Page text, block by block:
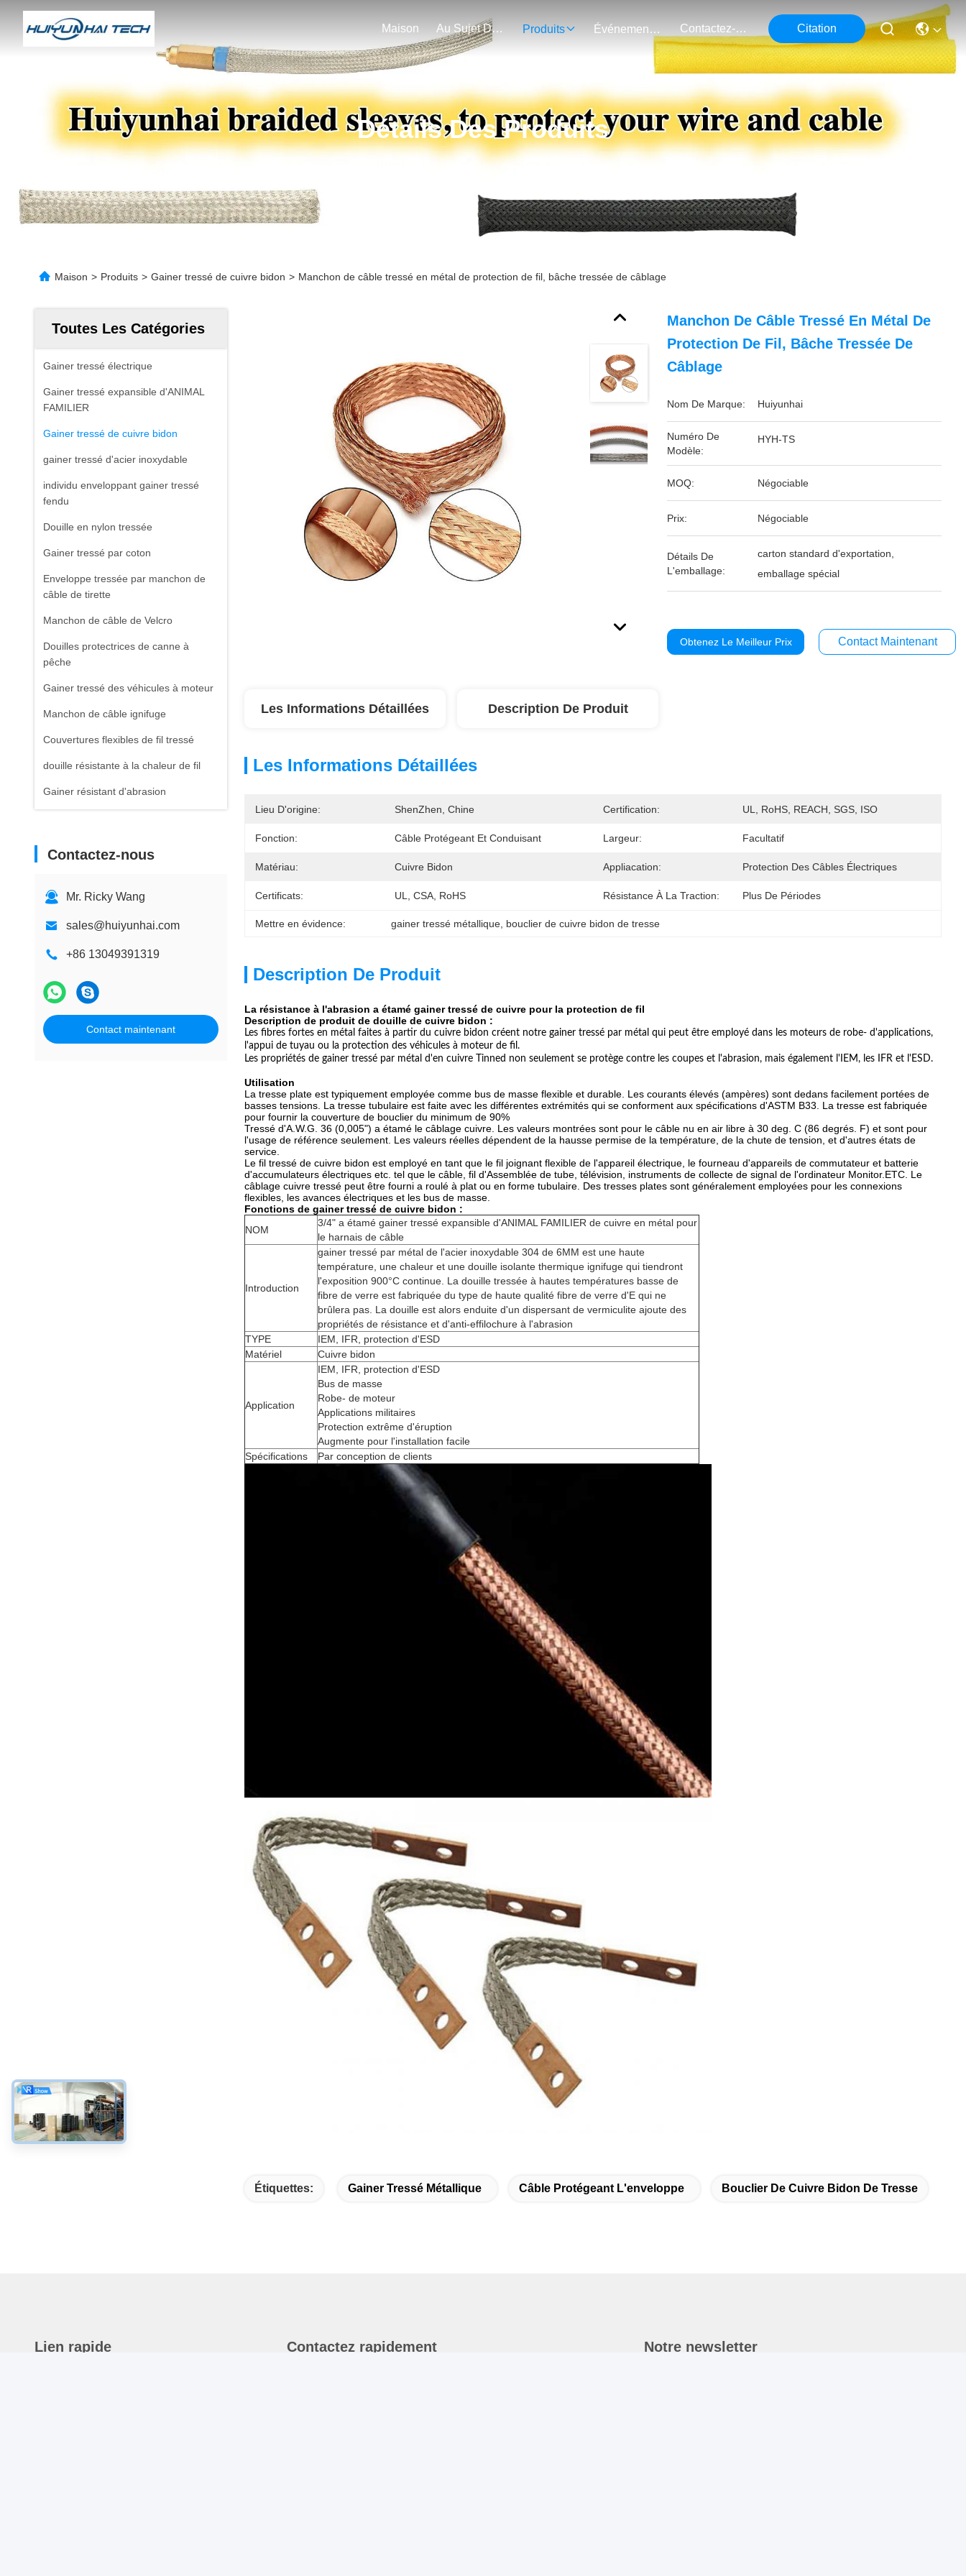
Maison Au Sujet De Nous Produits Événements Contactez-Nous Citation
Détails Des Produits
Maison > Produits > Gainer tressé de cuivre bidon > Manchon de câble tressé en métal de protection de fil, bâche tressée de câblage
Toutes Les Catégories
Gainer tressé électrique
Gainer tressé expansible d'ANIMAL
FAMILIER
Gainer tressé de cuivre bidon
gainer tressé d'acier inoxydable
individu enveloppant gainer tressé
fendu
Douille en nylon tressée
Gainer tressé par coton
Enveloppe tressée par manchon de
câble de tirette
Manchon de câble de Velcro
Douilles protectrices de canne à
pêche
Gainer tressé des véhicules à moteur
Manchon de câble ignifuge
Couvertures flexibles de fil tressé
douille résistante à la chaleur de fil
Gainer résistant d'abrasion
Contactez-nous
Mr. Ricky Wang
sales@huiyunhai.com
+86 13049391319
Contact maintenant
Manchon De Câble Tressé En Métal De
Protection De Fil, Bâche Tressée De
Câblage
Nom De Marque: Huiyunhai
Numéro De
Modèle:
HYH-TS
MOQ: Négociable
Prix: Négociable
Détails De
L'emballage:
carton standard d'exportation,
emballage spécial
Obtenez Le Meilleur Prix Contact Maintenant
Les Informations Détaillées Description De Produit
Les Informations Détaillées
Lieu D'origine: ShenZhen, Chine Certification: UL, RoHS, REACH, SGS, ISO
Fonction: Câble Protégeant Et Conduisant Largeur: Facultatif
Matériau: Cuivre Bidon Appliacation: Protection Des Câbles Électriques
Certificats: UL, CSA, RoHS Résistance À La Traction: Plus De Périodes
Mettre en évidence: gainer tressé métallique, bouclier de cuivre bidon de tresse
Description De Produit
La résistance à l'abrasion a étamé gainer tressé de cuivre pour la protection de fil
Description de produit de douille de cuivre bidon :
Les fibres fortes en métal faites à partir du cuivre bidon créent notre gainer tressé par métal qui peut être employé dans les moteurs de robe- d'applications,
l'appui de tuyau ou la protection des véhicules à moteur de fil.
Les propriétés de gainer tressé par métal d'en cuivre Tinned non seulement se protège contre les coupes et l'abrasion, mais également l'IEM, les IFR et l'ESD.
Utilisation
La tresse plate est typiquement employée comme bus de masse flexible et durable. Les courants élevés (ampères) sont dedans facilement portées de
basses tensions. La tresse tubulaire est faite avec les différentes extrémités qui se conforment aux spécifications d'ASTM B33. La tresse est fabriquée
pour fournir la couverture de bouclier du minimum de 90%
Tressé d'A.W.G. 36 (0,005") a étamé le câblage cuivre. Les valeurs montrées sont pour le câble nu en air libre à 30 deg. C (86 degrés. F) et sont pour
l'usage de référence seulement. Les valeurs réelles dépendent de la hausse permise de la température, de la chute de tension, et d'autres états de
service.
Le fil tressé de cuivre bidon est employé en tant que le fil joignant flexible de l'appareil électrique, le fourneau d'appareils de commutateur et batterie
d'accumulateurs électriques etc. tel que le câble, fil d'Assemblée de tube, télévision, instruments de collecte de signal de l'ordinateur Monitor.ETC. Le
câblage cuivre tressé peut être fourni a roulé à plat ou en forme tubulaire. Des tresses plates sont généralement employées pour les connexions
flexibles, les avances électriques et les bus de masse.
Fonctions de gainer tressé de cuivre bidon :
NOM
3/4" a étamé gainer tressé expansible d'ANIMAL FAMILIER de cuivre en métal pour
le harnais de câble
Introduction
gainer tressé par métal de l'acier inoxydable 304 de 6MM est une haute
température, une chaleur et une douille isolante thermique ignifuge qui tiendront
l'exposition 900°C continue. La douille tressée à hautes températures basse de
fibre de verre est fabriquée du type de haute qualité fibre de verre d'E qui ne
brûlera pas. La douille est alors enduite d'un dispersant de vermiculite ajoute des
propriétés de résistance et d'anti-effilochure à l'abrasion
TYPE
IEM, IFR, protection d'ESD
Matériel
Cuivre bidon
Application
IEM, IFR, protection d'ESD
Bus de masse
Robe- de moteur
Applications militaires
Protection extrême d'éruption
Augmente pour l'installation facile
Spécifications
Par conception de clients
Étiquettes: Gainer Tressé Métallique Câble Protégeant L'enveloppe Bouclier De Cuivre Bidon De Tresse
Lien rapide Contactez rapidement Notre newsletter